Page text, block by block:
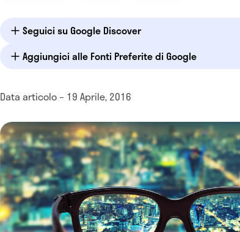
Seguici su Google Discover
Aggiungici alle Fonti Preferite di Google
Data articolo – 19 Aprile, 2016